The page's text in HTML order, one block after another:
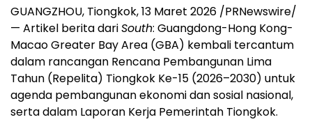
GUANGZHOU, Tiongkok,13 Maret 2026 /PRNewswire/
— Artikel berita dariSouth: Guangdong-Hong Kong-
Macao Greater Bay Area (GBA) kembali tercantum
dalam rancangan Rencana Pembangunan Lima
Tahun (Repelita) Tiongkok Ke-15 (2026–2030) untuk
agenda pembangunan ekonomi dan sosial nasional,
serta dalam Laporan Kerja Pemerintah Tiongkok.